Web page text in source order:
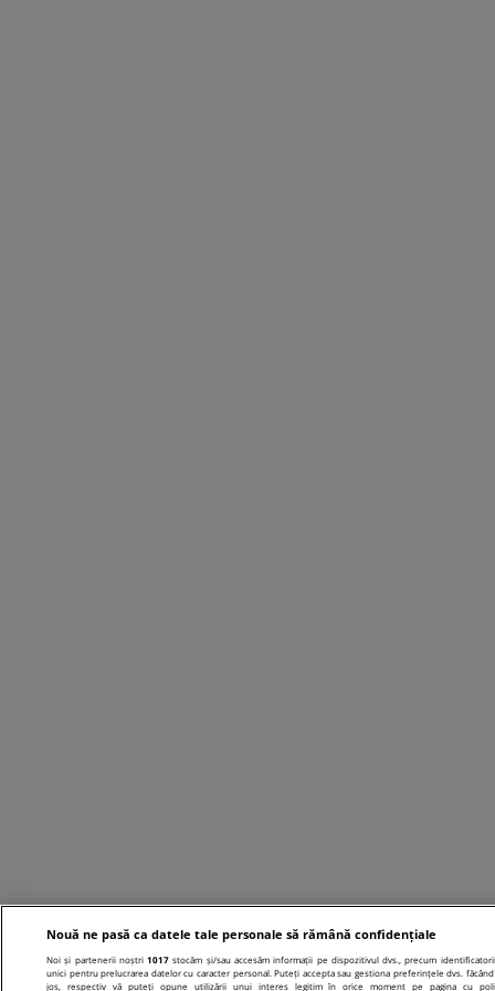
Nouă ne pasă ca datele tale personale să rămână confidențiale
Noi și partenerii noștri1017 stocăm și/sau accesăm informații pe dispozitivul dvs., precum
unici pentru prelucrarea datelor cu caracter personal. Puteți accepta sau gestiona preferințele dvs. făcând
jos, respectiv vă puteți opune utilizării unui interes legitim în orice moment pe pagina cu